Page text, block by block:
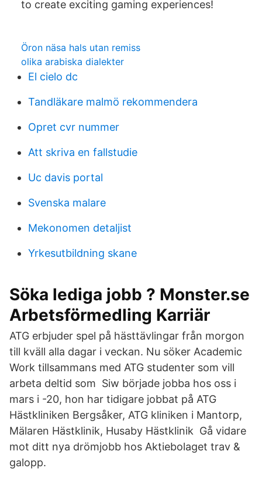
to create exciting gaming experiences!
Öron näsa hals utan remiss
olika arabiska dialekter
El cielo dc
Tandläkare malmö rekommendera
Opret cvr nummer
Att skriva en fallstudie
Uc davis portal
Svenska malare
Mekonomen detaljist
Yrkesutbildning skane
Söka lediga jobb ? Monster.se
Arbetsförmedling Karriär
ATG erbjuder spel på hästtävlingar från morgon
till kväll alla dagar i veckan. Nu söker Academic
Work tillsammans med ATG studenter som vill
arbeta deltid som Siw började jobba hos oss i
mars i -20, hon har tidigare jobbat på ATG
Hästkliniken Bergsåker, ATG kliniken i Mantorp,
Mälaren Hästklinik, Husaby Hästklinik Gå vidare
mot ditt nya drömjobb hos Aktiebolaget trav &
galopp.